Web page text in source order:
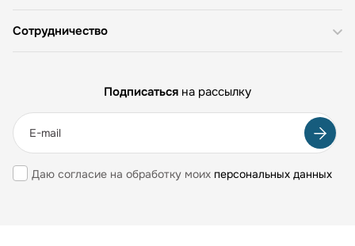
Сотрудничество
Подписаться на рассылку
Даю согласие на обработку моих персональных данных